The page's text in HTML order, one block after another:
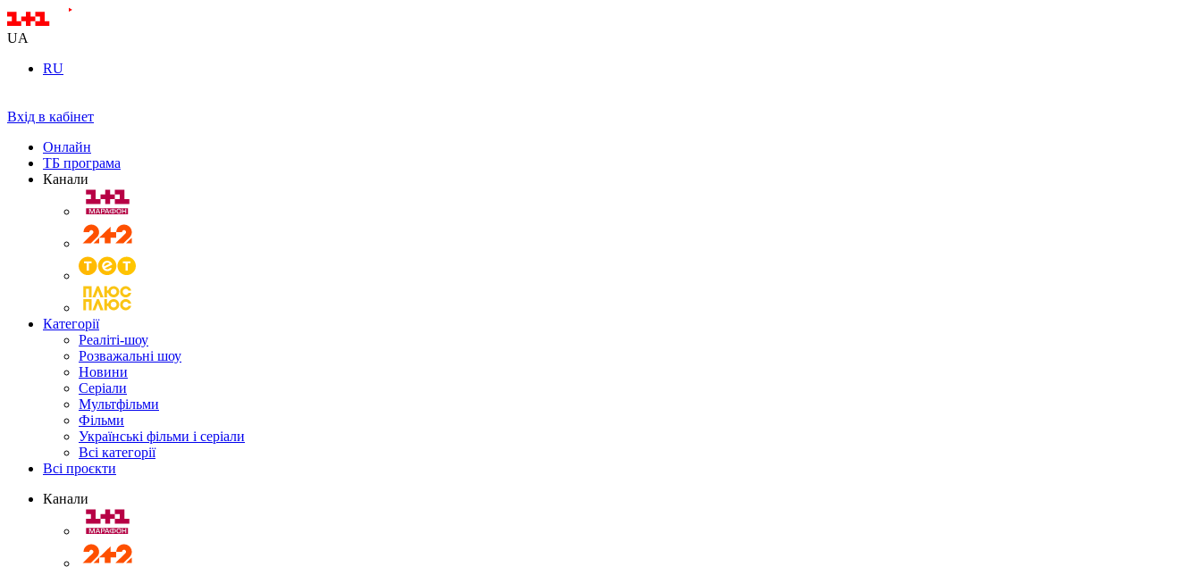
UA
RU
Вхід в кабінет
Онлайн
ТБ програма
Канали
Категорії
Реаліті-шоу
Розважальні шоу
Новини
Серіали
Мультфільми
Фільми
Українські фільми і серіали
Всі категорії
Всі проєкти
Канали